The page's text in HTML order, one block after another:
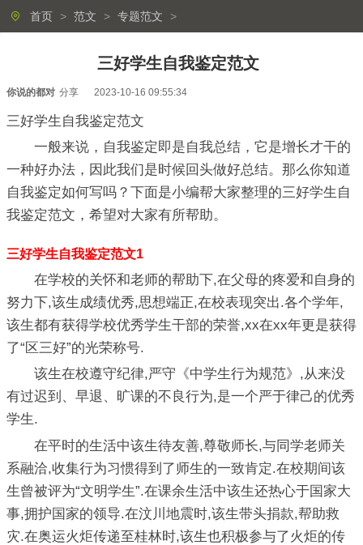
首页 > 范文 > 专题范文 >
三好学生自我鉴定范文
你说的都对 分享 2023-10-16 09:55:34
三好学生自我鉴定范文
一般来说，自我鉴定即是自我总结，它是增长才干的
一种好办法，因此我们是时候回头做好总结。那么你知道
自我鉴定如何写吗？下面是小编帮大家整理的三好学生自
我鉴定范文，希望对大家有所帮助。
三好学生自我鉴定范文1
在学校的关怀和老师的帮助下,在父母的疼爱和自身的
努力下,该生成绩优秀,思想端正,在校表现突出.各个学年,
该生都有获得学校优秀学生干部的荣誉,xx在xx年更是获得
了“区三好”的光荣称号.
该生在校遵守纪律,严守《中学生行为规范》,从来没
有过迟到、早退、旷课的不良行为,是一个严于律己的优秀
学生.
在平时的生活中该生待友善,尊敬师长,与同学老师关
系融洽,收集行为习惯得到了师生的一致肯定.在校期间该
生曾被评为“文明学生”.在课余生活中该生还热心于国家大
事,拥护国家的领导.在汶川地震时,该生带头捐款,帮助救
灾.在奥运火炬传递至桂林时,该生也积极参与了火炬的传